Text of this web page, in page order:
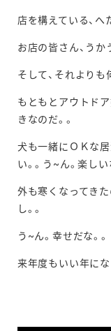
店を構えている、へ
お店の皆さん、うか
そして、それよりも
もともとアウトド
きなのだ。。
犬も一緒にＯＫな
い。。う~ん。楽しい
外も寒くなってきた
し。。
う~ん。幸せだな。。
来年度もいい年にな